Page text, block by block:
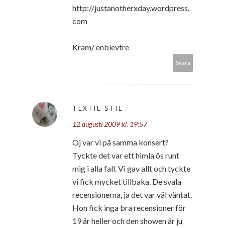
http://justanotherxday.wordpress.
com
Kram/ enblevtre
Svara
TEXTIL STIL
12 augusti 2009 kl. 19:57
Oj var vi på samma konsert?
Tyckte det var ett himla ös runt
mig i alla fall. Vi gav allt och tyckte
vi fick mycket tillbaka. De svala
recensionerna, ja det var väl väntat.
Hon fick inga bra recensioner för
19 år heller och den showen är ju